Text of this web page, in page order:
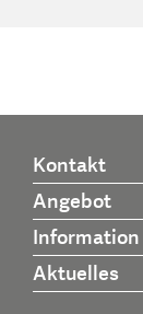
Kontakt
Angebot
Information
Aktuelles